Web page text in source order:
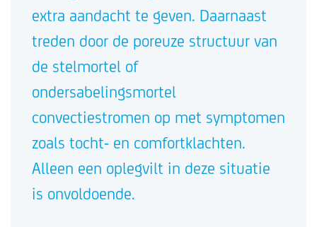
extra aandacht te geven. Daarnaast
treden door de poreuze structuur van
de stelmortel of
ondersabelingsmortel
convectiestromen op met symptomen
zoals tocht- en comfortklachten.
Alleen een oplegvilt in deze situatie
is onvoldoende.